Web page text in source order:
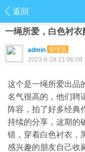
返回
一绳所爱，白色衬衣
admin 管理员
2023-6-28 21:06:08
这个是一绳所爱出品
名气很高的，他们聘
阵容，拍了好多经典
持续的分享，这期的
错，穿着白色衬衣，
感兴趣的朋友自己收